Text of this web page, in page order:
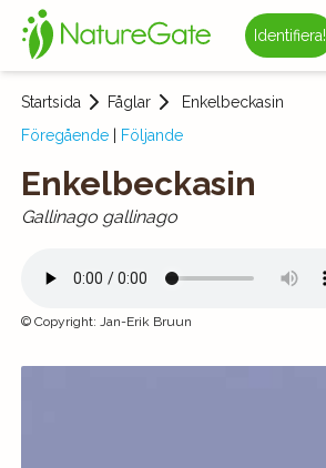
Identifiera!
Startsida Fåglar
Enkelbeckasin
Föregående
Följande
Enkelbeckasin
Gallinago gallinago
© Copyright: Jan-Erik Bruun